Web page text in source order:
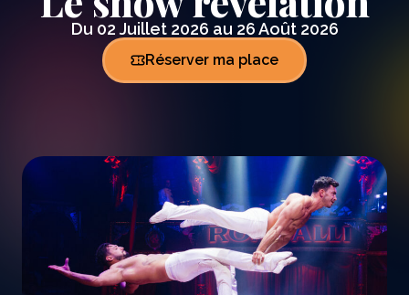
Du 02 Juillet 2026 au 26 Août 2026
Réserver ma place